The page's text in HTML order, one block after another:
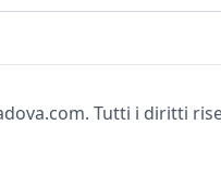
Tutti i diritti